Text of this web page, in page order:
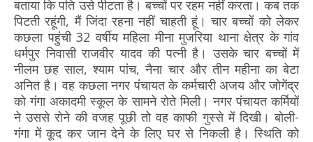
बताया कि पति उसे पीटता है। बच्चों पर रहम नहीं करता। कब तक
पिटती रहूंगी, मैं जिंदा रहना नहीं चाहती हूं। चार बच्चों को लेकर
कछला पहुंची 32 वर्षीय महिला मीना मुजरिया थाना क्षेत्र के गांव
धर्मपुर निवासी राजवीर यादव की पत्नी है। उसके चार बच्चों में
नीलम छह साल, श्याम पांच, नैना चार और तीन महीना का बेटा
अनित है। वह कछला नगर पंचायत के कर्मचारी अजय और जोगेंद्र
को गंगा अकादमी स्कूल के सामने रोते मिली। नगर पंचायत कर्मियों
ने उससे रोने की वजह पूछी तो वह काफी गुस्से में दिखी। बोली-
गंगा में कूद कर जान देने के लिए घर से निकली है। स्थिति को